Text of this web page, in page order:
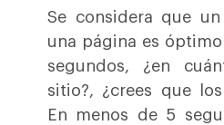
Se considera que
una página es
segundos, ¿en
sitio?, ¿crees que
En menos de 5